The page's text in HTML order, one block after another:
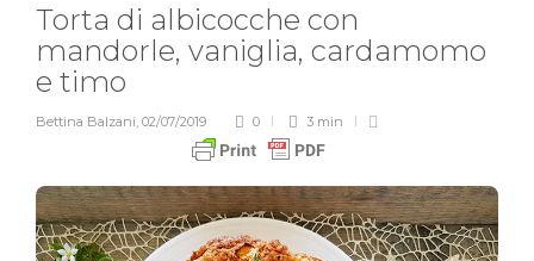
Torta di albicocche con
mandorle, vaniglia, cardamomo
e timo
Bettina Balzani 02/07/2019 0 3 min